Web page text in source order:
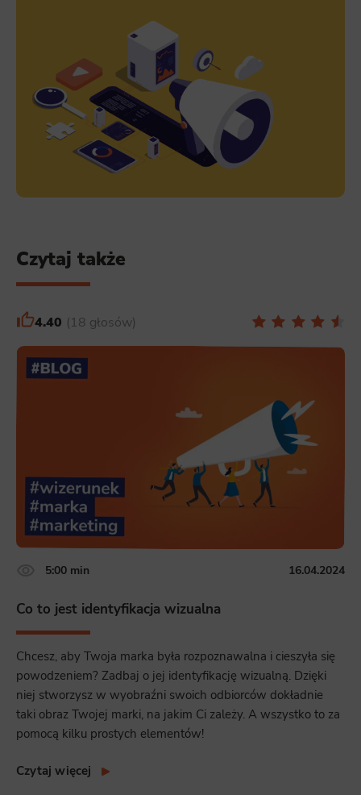
This is data used to personalize your use of our website and to remember choices you make while using our website. For
example, we may use functional cookies to remember your language preferences or to remember your login information,
making it easier for you to use the site.
Analytics
Scripts and data used to collect information to analyze site traffic and how users use the site, how they came to the
site, and to create aggregate demographic statistics about users. Analytical cookies and similar technologies allow us
to measure the effectiveness of actions taken and content presented.
Czytaj także
4.40 18 głosów
5:00 min 16.04.2024
Co to jest identyfikacja wizualna
Chcesz, aby Twoja marka była rozpoznawalna i cieszyła się
powodzeniem? Zadbaj o jej identyfikację wizualną. Dzięki
niej stworzysz w wyobraźni swoich odbiorców dokładnie
taki obraz Twojej marki, na jakim Ci zależy. A wszystko to za
pomocą kilku prostych elementów!
Czytaj więcej